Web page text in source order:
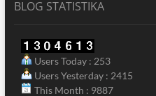
BLOG STATISTIKA
Users Today : 253
Users Yesterday : 2415
This Month : 9887